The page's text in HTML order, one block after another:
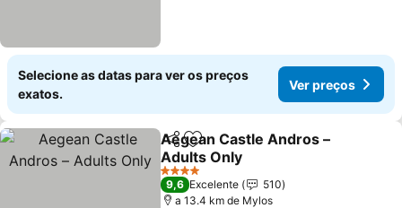
Selecione as datas para ver os preços
exatos.
Ver preços
PartilharAdicionar aos favoritos
Aegean Castle Andros –
Adults Only
4 Estrelas
9,6 Excelente
510
a 13.4 km de Mylos